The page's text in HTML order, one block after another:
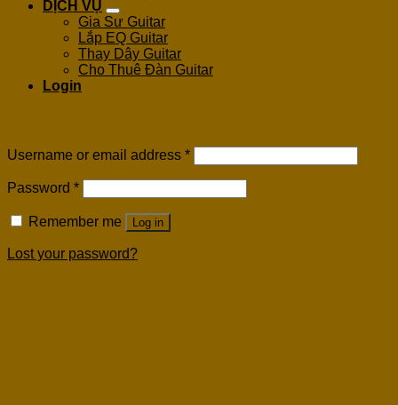
DỊCH VỤ
Gia Sư Guitar
Lắp EQ Guitar
Thay Dây Guitar
Cho Thuê Đàn Guitar
Login
Username or email address *
Password *
Remember me Log in
Lost your password?